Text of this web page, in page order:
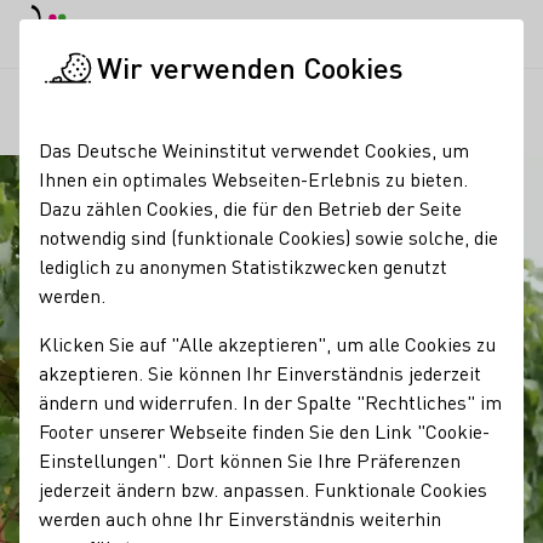
Wir verwenden Cookies
Das Deutsche Weininstitut verwendet Cookies, um
Ihnen ein optimales Webseiten-Erlebnis zu bieten.
Dazu zählen Cookies, die für den Betrieb der Seite
notwendig sind (funktionale Cookies) sowie solche, die
lediglich zu anonymen Statistikzwecken genutzt
werden.
Klicken Sie auf "Alle akzeptieren", um alle Cookies zu
akzeptieren. Sie können Ihr Einverständnis jederzeit
ändern und widerrufen. In der Spalte "Rechtliches" im
Footer unserer Webseite finden Sie den Link "Cookie-
Einstellungen". Dort können Sie Ihre Präferenzen
jederzeit ändern bzw. anpassen. Funktionale Cookies
werden auch ohne Ihr Einverständnis weiterhin